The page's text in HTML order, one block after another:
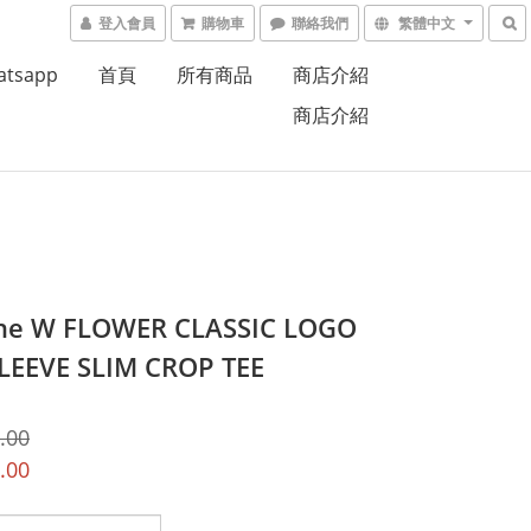
登入會員 購物車 聯絡我們 繁體中文
首頁 所有商品
商店介紹
商店介紹
W FLOWER CLASSIC LOGO
SLIM CROP TEE